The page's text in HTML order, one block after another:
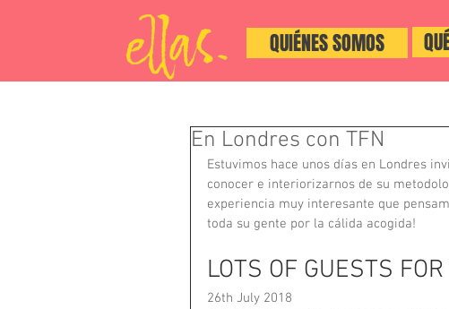
QUIÉNES SOMOS
En Londres con TFN
Estuvimos hace unos días en Londres
conocer e interiorizarnos de su
experiencia muy interesante que
toda su gente por la cálida acogida!
LOTS OF GUESTS
26th July 2018